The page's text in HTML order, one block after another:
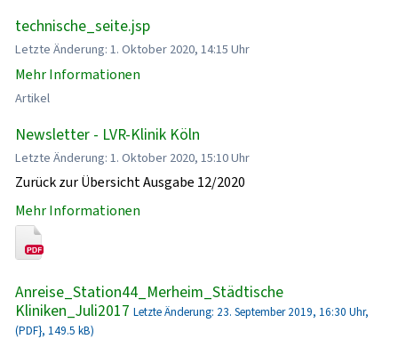
technische_seite.jsp
Letzte Änderung: 1. Oktober 2020, 14:15 Uhr
Mehr Informationen
Artikel
Newsletter - LVR-Klinik Köln
Letzte Änderung: 1. Oktober 2020, 15:10 Uhr
Zurück zur Übersicht Ausgabe 12/2020
Mehr Informationen
Anreise_Station44_Merheim_Städtische
Kliniken_Juli2017 Letzte Änderung: 23. September 2019, 16:30 Uhr,
(PDF}, 149.5 kB)